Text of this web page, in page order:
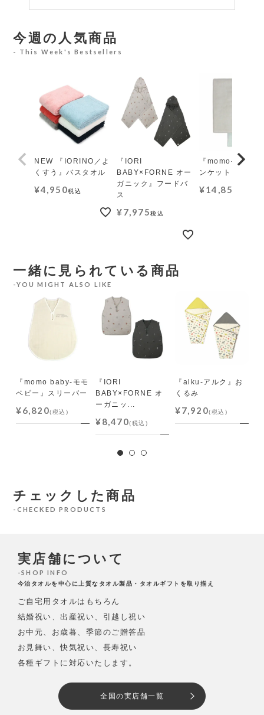
今週の人気商品
This Week's Bestsellers
NEW 『IORINO／よ
くすう』バスタオル
¥4,950税込
『IORI
BABY×FORNE オー
ガニック』フードバ
ス
¥7,975税込
『momo-モモ』
ンケット レギュ
¥14,850
一緒に見られている商品
YOU MIGHT ALSO LIKE
『momo baby-モモ
ベビー』スリーパー
¥6,820(税込)
『IORI
BABY×FORNE オ
ーガニッ...
¥8,470(税込)
『alku-アルク』お
くるみ
¥7,920(税込)
チェックした商品
CHECKED PRODUCTS
実店舗について
SHOP INFO
今治タオルを中心に上質なタオル製品・タオルギフトを取り揃え
ご自宅用タオルはもちろん
結婚祝い、出産祝い、引越し祝い
お中元、お歳暮、季節のご贈答品
お見舞い、快気祝い、長寿祝い
各種ギフトに対応いたします。
全国の実店舗一覧